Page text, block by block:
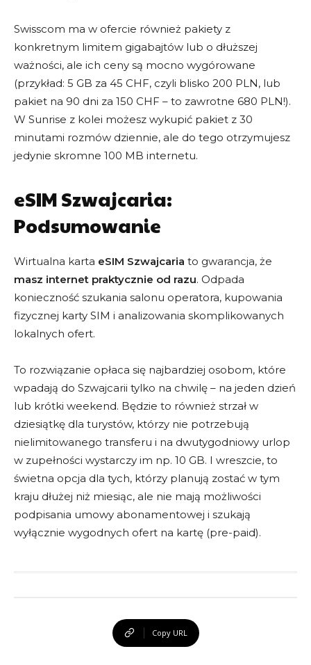
Swisscom ma w ofercie również pakiety z
konkretnym limitem gigabajtów lub o dłuższej
ważności, ale ich ceny są mocno wygórowane
(przykład: 5 GB za 45 CHF, czyli blisko 200 PLN, lub
pakiet na 90 dni za 150 CHF – to zawrotne 680 PLN!).
W Sunrise z kolei możesz wykupić pakiet z 30
minutami rozmów dziennie, ale do tego otrzymujesz
jedynie skromne 100 MB internetu.
eSIM Szwajcaria:
Podsumowanie
Wirtualna karta eSIM Szwajcaria to gwarancja, że
masz internet praktycznie od razu. Odpada
konieczność szukania salonu operatora, kupowania
fizycznej karty SIM i analizowania skomplikowanych
lokalnych ofert.
To rozwiązanie opłaca się najbardziej osobom, które
wpadają do Szwajcarii tylko na chwilę – na jeden dzień
lub krótki weekend. Będzie to również strzał w
dziesiątkę dla turystów, którzy nie potrzebują
nielimitowanego transferu i na dwutygodniowy urlop
w zupełności wystarczy im np. 10 GB. I wreszcie, to
świetna opcja dla tych, którzy planują zostać w tym
kraju dłużej niż miesiąc, ale nie mają możliwości
podpisania umowy abonamentowej i szukają
wyłącznie wygodnych ofert na kartę (pre-paid).
Copy URL